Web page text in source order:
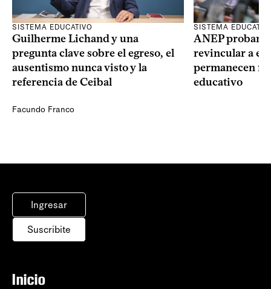
SISTEMA EDUCATIVO
Guilherme Lichand y una
pregunta clave sobre el egreso, el
ausentismo nunca visto y la
referencia de Ceibal
Facundo Franco
SISTEMA
ANEP probará
revincular a
permanecen
educativo
Ingresar
Suscribite
Inicio